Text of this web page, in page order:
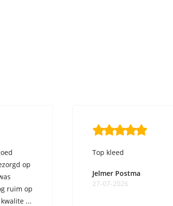
op
ruim op
...
Top kleed
Jelmer Postma
27-07-2026